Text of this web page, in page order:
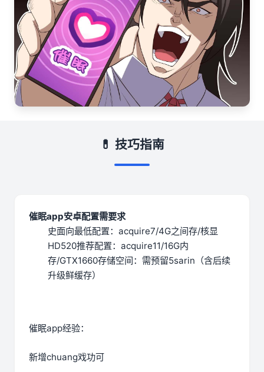
💊 技巧指南
催眠app安卓配置需要求
​史面向最低配置​​：acquire7/4G之间存/核显
HD520​推荐配置​​：acquire11/16G内
存/GTX1660​存储空间​ ​：需预留5sarin（含后续
升级鲜缓存）
催眠app经验：
新增chuang戏功可